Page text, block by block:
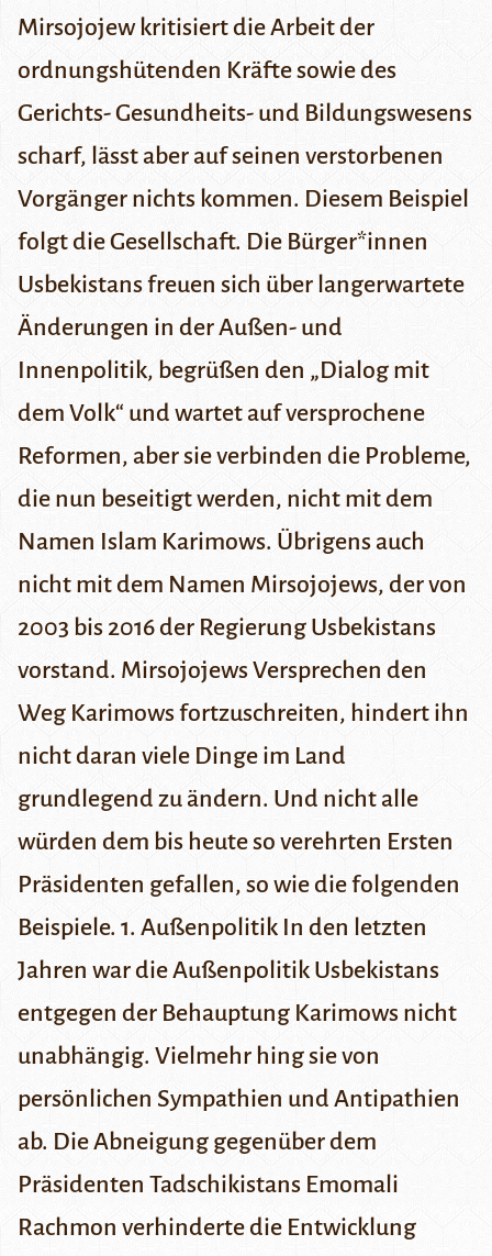
Mirsojojew kritisiert die Arbeit der
ordnungshütenden Kräfte sowie des
Gerichts- Gesundheits- und Bildungswesens
scharf, lässt aber auf seinen verstorbenen
Vorgänger nichts kommen. Diesem Beispiel
folgt die Gesellschaft. Die Bürger*innen
Usbekistans freuen sich über langerwartete
Änderungen in der Außen- und
Innenpolitik, begrüßen den „Dialog mit
dem Volk“ und wartet auf versprochene
Reformen, aber sie verbinden die Probleme,
die nun beseitigt werden, nicht mit dem
Namen Islam Karimows. Übrigens auch
nicht mit dem Namen Mirsojojews, der von
2003 bis 2016 der Regierung Usbekistans
vorstand. Mirsojojews Versprechen den
Weg Karimows fortzuschreiten, hindert ihn
nicht daran viele Dinge im Land
grundlegend zu ändern. Und nicht alle
würden dem bis heute so verehrten Ersten
Präsidenten gefallen, so wie die folgenden
Beispiele. 1. Außenpolitik In den letzten
Jahren war die Außenpolitik Usbekistans
entgegen der Behauptung Karimows nicht
unabhängig. Vielmehr hing sie von
persönlichen Sympathien und Antipathien
ab. Die Abneigung gegenüber dem
Präsidenten Tadschikistans Emomali
Rachmon verhinderte die Entwicklung